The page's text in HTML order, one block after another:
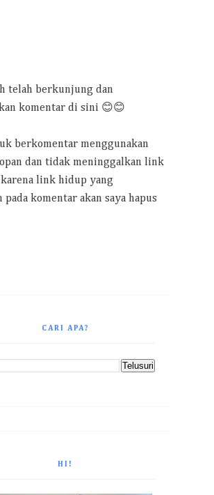
telah berkunjung dan
komentar di sini 😊😊
berkomentar menggunakan
dan tidak meninggalkan link
link hidup yang
pada komentar akan saya hapus
CARI APA?
HI!